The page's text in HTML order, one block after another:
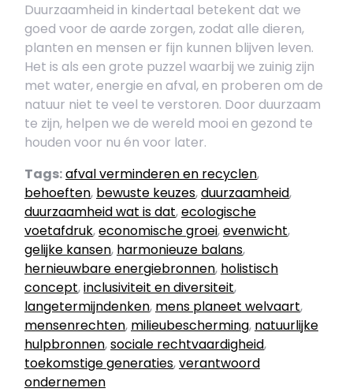
Duurzaamheid in kindertaal betekent dat we
goed voor de aarde zorgen, zodat alle dieren,
planten en mensen er fijn kunnen blijven leven.
Het is als een grote puzzel waarbij we zuinig zijn
met water, energie en afval, en proberen om de
natuur niet te veel te verstoren. Door duurzaam
te zijn, helpen we de wereld mooi en gezond te
houden voor nu én voor later.
Tags:afval verminderen en recyclen,
behoeften, bewuste keuzes,duurzaamheid,
duurzaamheid wat is dat,ecologische
voetafdruk,economische groei,evenwicht,
gelijke kansen, harmonieuze balans,
hernieuwbare energiebronnen, holistisch
concept,inclusiviteit en diversiteit,
langetermijndenken, mens planeet welvaart,
mensenrechten, milieubescherming, natuurlijke
hulpbronnen,sociale rechtvaardigheid,
toekomstige generaties,verantwoord
ondernemen